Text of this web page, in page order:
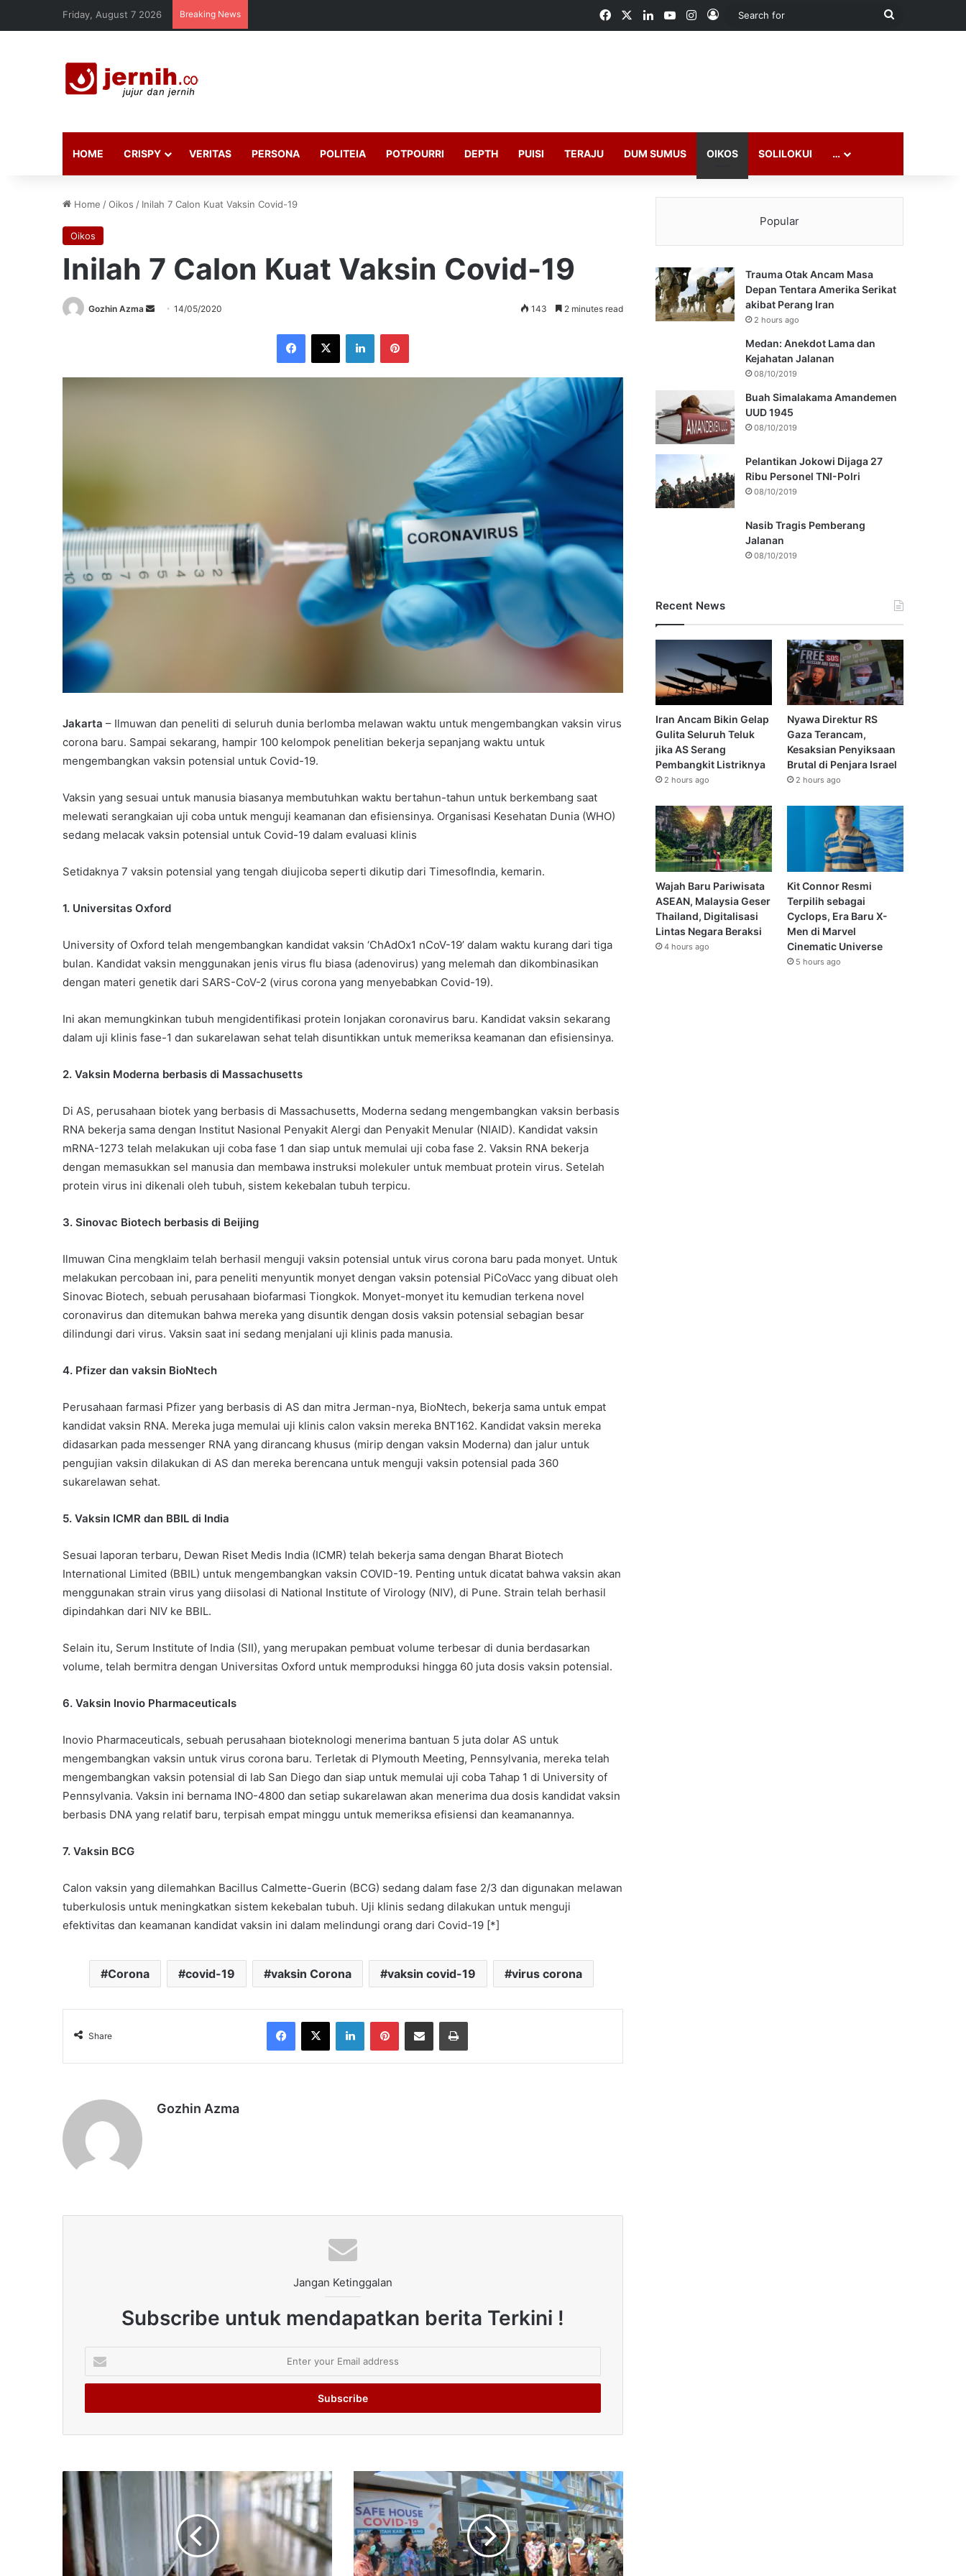
Friday, August 7 2026 Breaking News FacebookLinkedInYouTubeInstagram
Log In
Search
HOME CRISPY VERITAS PERSONA POLITEIA POTPOURRI DEPTH PUISI TERAJU DUM SUMUS OIKOS SOLILOKUI …
Home /Oikos / Inilah 7 Calon Kuat Vaksin Covid-19
Oikos
Inilah 7 Calon Kuat Vaksin Covid-19
Gozhin Azma
Send14/05/2020 143 2 minutes read
Facebook
X LinkedInPinterest
Jakarta – Ilmuwan dan peneliti di seluruh dunia berlomba melawan waktu untuk mengembangkan vaksin virus
corona baru. Sampai sekarang, hampir 100 kelompok penelitian bekerja sepanjang waktu untuk
mengembangkan vaksin potensial untuk Covid-19.
Vaksin yang sesuai untuk manusia biasanya membutuhkan waktu bertahun-tahun untuk berkembang saat
melewati serangkaian uji coba untuk menguji keamanan dan efisiensinya. Organisasi Kesehatan Dunia (WHO)
sedang melacak vaksin potensial untuk Covid-19 dalam evaluasi klinis
Setidaknya 7 vaksin potensial yang tengah diujicoba seperti dikutip dari TimesofIndia, kemarin.
1. Universitas Oxford
University of Oxford telah mengembangkan kandidat vaksin ‘ChAdOx1 nCoV-19’ dalam waktu kurang dari tiga
bulan. Kandidat vaksin menggunakan jenis virus flu biasa (adenovirus) yang melemah dan dikombinasikan
dengan materi genetik dari SARS-CoV-2 (virus corona yang menyebabkan Covid-19).
Ini akan memungkinkan tubuh mengidentifikasi protein lonjakan coronavirus baru. Kandidat vaksin sekarang
dalam uji klinis fase-1 dan sukarelawan sehat telah disuntikkan untuk memeriksa keamanan dan efisiensinya.
2. Vaksin Moderna berbasis di Massachusetts
Di AS, perusahaan biotek yang berbasis di Massachusetts, Moderna sedang mengembangkan vaksin berbasis
RNA bekerja sama dengan Institut Nasional Penyakit Alergi dan Penyakit Menular (NIAID). Kandidat vaksin
mRNA-1273 telah melakukan uji coba fase 1 dan siap untuk memulai uji coba fase 2. Vaksin RNA bekerja
dengan memasukkan sel manusia dan membawa instruksi molekuler untuk membuat protein virus. Setelah
protein virus ini dikenali oleh tubuh, sistem kekebalan tubuh terpicu.
3. Sinovac Biotech berbasis di Beijing
Ilmuwan Cina mengklaim telah berhasil menguji vaksin potensial untuk virus corona baru pada monyet. Untuk
melakukan percobaan ini, para peneliti menyuntik monyet dengan vaksin potensial PiCoVacc yang dibuat oleh
Sinovac Biotech, sebuah perusahaan biofarmasi Tiongkok. Monyet-monyet itu kemudian terkena novel
coronavirus dan ditemukan bahwa mereka yang disuntik dengan dosis vaksin potensial sebagian besar
dilindungi dari virus. Vaksin saat ini sedang menjalani uji klinis pada manusia.
4. Pfizer dan vaksin BioNtech
Perusahaan farmasi Pfizer yang berbasis di AS dan mitra Jerman-nya, BioNtech, bekerja sama untuk empat
kandidat vaksin RNA. Mereka juga memulai uji klinis calon vaksin mereka BNT162. Kandidat vaksin mereka
didasarkan pada messenger RNA yang dirancang khusus (mirip dengan vaksin Moderna) dan jalur untuk
pengujian vaksin dilakukan di AS dan mereka berencana untuk menguji vaksin potensial pada 360
sukarelawan sehat.
5. Vaksin ICMR dan BBIL di India
Sesuai laporan terbaru, Dewan Riset Medis India (ICMR) telah bekerja sama dengan Bharat Biotech
International Limited (BBIL) untuk mengembangkan vaksin COVID-19. Penting untuk dicatat bahwa vaksin akan
menggunakan strain virus yang diisolasi di National Institute of Virology (NIV), di Pune. Strain telah berhasil
dipindahkan dari NIV ke BBIL.
Selain itu, Serum Institute of India (SII), yang merupakan pembuat volume terbesar di dunia berdasarkan
volume, telah bermitra dengan Universitas Oxford untuk memproduksi hingga 60 juta dosis vaksin potensial.
6. Vaksin Inovio Pharmaceuticals
Inovio Pharmaceuticals, sebuah perusahaan bioteknologi menerima bantuan 5 juta dolar AS untuk
mengembangkan vaksin untuk virus corona baru. Terletak di Plymouth Meeting, Pennsylvania, mereka telah
mengembangkan vaksin potensial di lab San Diego dan siap untuk memulai uji coba Tahap 1 di University of
Pennsylvania. Vaksin ini bernama INO-4800 dan setiap sukarelawan akan menerima dua dosis kandidat vaksin
berbasis DNA yang relatif baru, terpisah empat minggu untuk memeriksa efisiensi dan keamanannya.
7. Vaksin BCG
Calon vaksin yang dilemahkan Bacillus Calmette-Guerin (BCG) sedang dalam fase 2/3 dan digunakan melawan
tuberkulosis untuk meningkatkan sistem kekebalan tubuh. Uji klinis sedang dilakukan untuk menguji
efektivitas dan keamanan kandidat vaksin ini dalam melindungi orang dari Covid-19 [*]
Corona covid-19 vaksin Corona vaksin covid-19 virus corona
Share
Facebook
X LinkedInPinterestShare via Email Print
Gozhin Azma
Jangan Ketinggalan
Subscribe untuk mendapatkan berita Terkini !
your
Email
Popular
Trauma Otak Ancam Masa
Depan Tentara Amerika Serikat
akibat Perang Iran
2 hours ago
Medan: Anekdot Lama dan
Kejahatan Jalanan
08/10/2019
Buah Simalakama Amandemen
UUD 1945
08/10/2019
Pelantikan Jokowi Dijaga 27
Ribu Personel TNI-Polri
08/10/2019
Nasib Tragis Pemberang
Jalanan
08/10/2019
Recent News
Iran Ancam Bikin Gelap
Gulita Seluruh Teluk
jika AS Serang
Pembangkit Listriknya
2 hours ago
Nyawa Direktur RS
Gaza Terancam,
Kesaksian Penyiksaan
Brutal di Penjara Israel
2 hours ago
Wajah Baru Pariwisata
ASEAN, Malaysia Geser
Thailand, Digitalisasi
Lintas Negara Beraksi
4 hours ago
Kit Connor Resmi
Terpilih sebagai
Cyclops, Era Baru X-
Men di Marvel
Cinematic Universe
5 hours ago